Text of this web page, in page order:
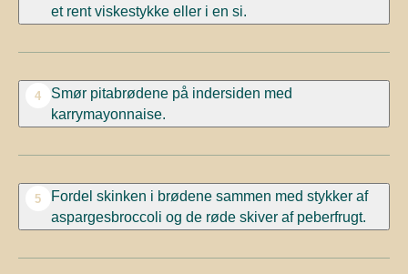
et rent viskestykke eller i en si.
4
Smør pitabrødene på indersiden med
karrymayonnaise.
5
Fordel skinken i brødene sammen med stykker af
aspargesbroccoli og de røde skiver af peberfrugt.